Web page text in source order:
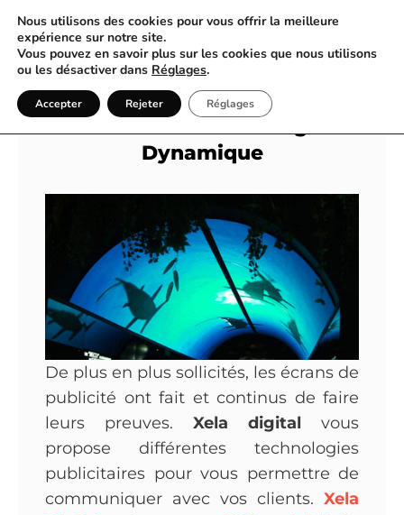
Ecran LCD Vitrine & Écrans
Géants LED – Mur De LED –
Dynamique
De plus en plus sollicités, les écrans de
publicité ont fait et continus de faire
leurs preuves. Xela digital vous
propose différentes technologies
publicitaires pour vous permettre de
communiquer avec vos clients. Xela
Nous utilisons des cookies pour vous offrir la meilleure
expérience sur notre site.
Vous pouvez en savoir plus sur les cookies que nous utilisons
ou les désactiver dans Réglages.
Accepter Rejeter Réglages